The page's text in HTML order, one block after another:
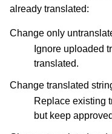
already translated:
Change only
Ignore uploaded
translated.
Change translated
Replace existing
but keep